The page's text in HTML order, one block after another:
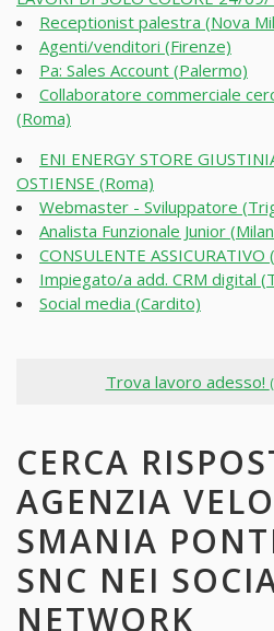
Receptionist palestra (Nova
Agenti/venditori (Firenze)
Pa: Sales Account (Palermo)
Collaboratore commerciale
(Roma)
ENI ENERGY STORE
OSTIENSE (Roma)
Webmaster - Sviluppatore
Analista Funzionale Junior
CONSULENTE
Impiegato/a add. CRM digital
Social media (Cardito)
Trova lavoro adesso!
CERCA
AGENZIA
SMANIA
SNC NEI
NETWORK